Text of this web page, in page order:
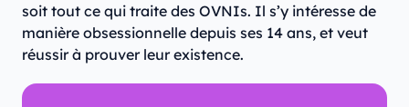
soit tout ce qui traite des OVNIs. Il s’y intéresse de
manière obsessionnelle depuis ses 14 ans, et veut
réussir à prouver leur existence.